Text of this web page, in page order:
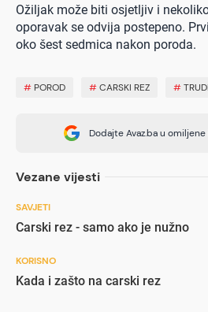
Ožiljak može biti osjetljiv i
oporavak se odvija postepeno.
oko šest sedmica nakon poroda.
# POROD #CARSKI REZ #
Dodajte Avaz.ba u
Vezane vijesti
SAVJETI
Carski rez - samo ako je nužno
KORISNO
Kada i zašto na carski rez